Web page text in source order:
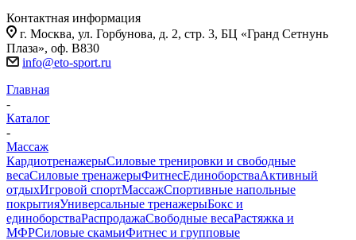
Контактная информация
г. Москва, ул. Горбунова, д. 2, стр. 3, БЦ «Гранд Сетнунь
Плаза», оф. В830
info@eto-sport.ru
Главная
-
Каталог
-
Массаж
КардиотренажерыСиловые тренировки и свободные
весаСиловые тренажерыФитнесЕдиноборстваАктивный
отдыхИгровой спортМассажСпортивные напольные
покрытияУниверсальные тренажерыБокс и
единоборстваРаспродажаСвободные весаРастяжка и
МФРСиловые скамьиФитнес и групповые